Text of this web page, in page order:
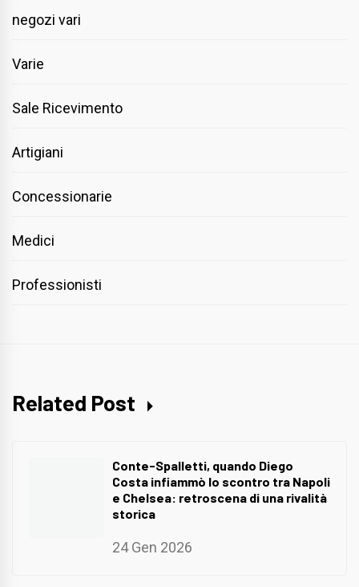
negozi vari
Varie
Sale Ricevimento
Artigiani
Concessionarie
Medici
Professionisti
Related Post
Conte-Spalletti, quando Diego
Costa infiammò lo scontro tra Napoli
e Chelsea: retroscena di una rivalità
storica
24 Gen 2026